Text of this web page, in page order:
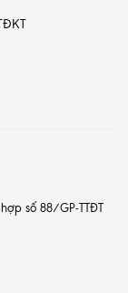
số 88/GP-TTĐT